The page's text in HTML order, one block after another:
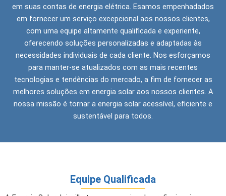
em suas contas de energia elétrica. Esamos empenhadados
em fornecer um serviço excepcional aos nossos clientes,
com uma equipe altamente qualificada e experiente,
oferecendo soluções personalizadas e adaptadas às
necessidades individuais de cada cliente. Nos esforçamos
para manter-se atualizados com as mais recentes
tecnologias e tendências do mercado, a fim de fornecer as
melhores soluções em energia solar aos nossos clientes. A
nossa missão é tornar a energia solar acessível, eficiente e
sustentável para todos.
Equipe Qualificada